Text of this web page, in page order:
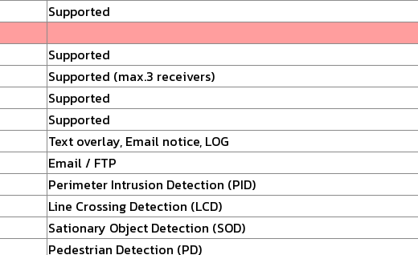
Supported
Supported
Supported (max.3 receivers)
Supported
Supported
Text overlay, Email notice, LOG
Email / FTP
Perimeter Intrusion Detection (PID)
Line Crossing Detection (LCD)
Sationary Object Detection (SOD)
Pedestrian Detection (PD)